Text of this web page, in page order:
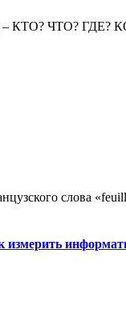
– КТО? ЧТО?
слова
измерить